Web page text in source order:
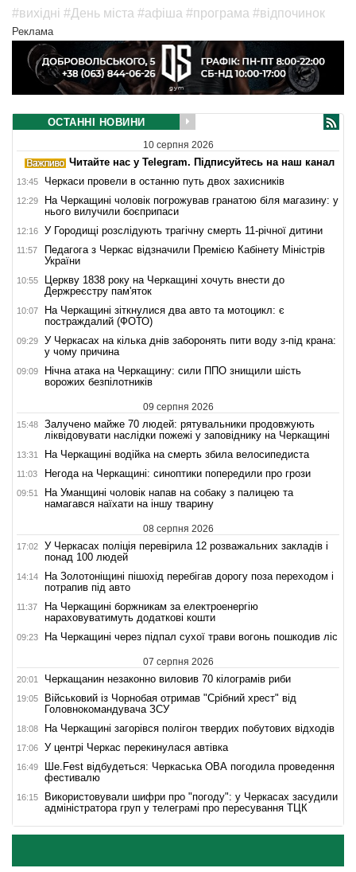
#вихідні #День міста #афіша #програма #відпочинок
Реклама
ОСТАННІ НОВИНИ
10 серпня 2026
Читайте нас у Telegram. Підписуйтесь на наш канал
13:45 Черкаси провели в останню путь двох захисників
12:29
На Черкащині чоловік погрожував гранатою біля магазину: у
нього вилучили боєприпаси
12:16 У Городищі розслідують трагічну смерть 11-річної дитини
11:57
Педагога з Черкас відзначили Премією Кабінету Міністрів
України
10:55
Церкву 1838 року на Черкащині хочуть внести до
Держреєстру пам'яток
10:07
На Черкащині зіткнулися два авто та мотоцикл: є
постраждалий (ФОТО)
09:29
У Черкасах на кілька днів заборонять пити воду з-під крана:
у чому причина
09:09
Нічна атака на Черкащину: сили ППО знищили шість
ворожих безпілотників
09 серпня 2026
15:48
Залучено майже 70 людей: рятувальники продовжують
ліквідовувати наслідки пожежі у заповіднику на Черкащині
13:31 На Черкащині водійка на смерть збила велосипедиста
11:03 Негода на Черкащині: синоптики попередили про грози
09:51
На Уманщині чоловік напав на собаку з палицею та
намагався наїхати на іншу тварину
08 серпня 2026
17:02
У Черкасах поліція перевірила 12 розважальних закладів і
понад 100 людей
14:14
На Золотоніщині пішохід перебігав дорогу поза переходом і
потрапив під авто
11:37
На Черкащині боржникам за електроенергію
нараховуватимуть додаткові кошти
09:23 На Черкащині через підпал сухої трави вогонь пошкодив ліс
07 серпня 2026
20:01 Черкащанин незаконно виловив 70 кілограмів риби
19:05
Військовий із Чорнобая отримав "Срібний хрест" від
Головнокомандувача ЗСУ
18:08 На Черкащині загорівся полігон твердих побутових відходів
17:06 У центрі Черкас перекинулася автівка
16:49
Ше.Fest відбудеться: Черкаська ОВА погодила проведення
фестивалю
16:15
Використовували шифри про "погоду": у Черкасах засудили
адміністратора груп у телеграмі про пересування ТЦК